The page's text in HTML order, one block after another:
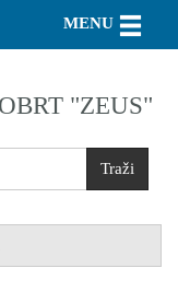
"ZEUS"
MENU Toggle